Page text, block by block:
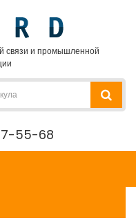
связи и промышленной
55-68